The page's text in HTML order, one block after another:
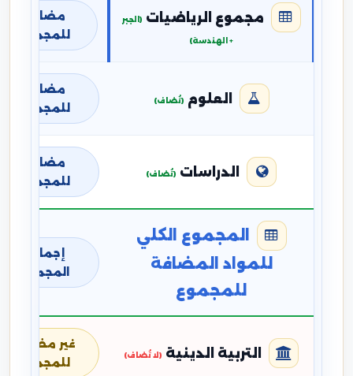
مجموع الرياضيات (الجبر
+ الهندسة)
مضافة
للمجموع
العلوم (تُضاف)
مضافة
للمجموع
الدراسات (تُضاف)
مضافة
للمجموع
المجموع الكلي
للمواد المضافة
للمجموع
إجمالي
المجموع
التربية الدينية (لا تُضاف)
غير مضافة
للمجموع